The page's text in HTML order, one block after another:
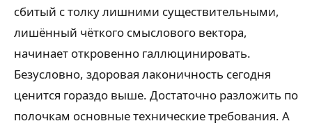
сбитый с толку лишними существительными,
лишённый чёткого смыслового вектора,
начинает откровенно галлюцинировать.
Безусловно, здоровая лаконичность сегодня
ценится гораздо выше. Достаточно разложить по
полочкам основные технические требования. А